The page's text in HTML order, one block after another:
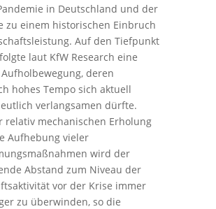
in Deutschland und der
zu einem historischen Einbruch
Auf den Tiefpunkt
laut KfW Research eine
deren
hohes Tempo sich aktuell
verlangsamen dürfte.
relativ mechanischen Erholung
Aufhebung vieler
wird der
Abstand zum Niveau der
vor der Krise immer
zu überwinden, so die